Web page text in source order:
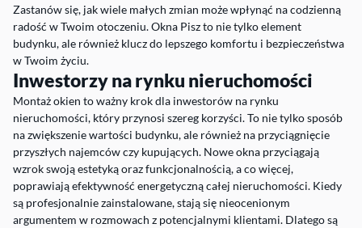
Zastanów się, jak wiele małych zmian może wpłynąć na codzienną
radość w Twoim otoczeniu. Okna Pisz to nie tylko element
budynku, ale również klucz do lepszego komfortu i bezpieczeństwa
w Twoim życiu.
Inwestorzy na rynku nieruchomości
Montaż okien to ważny krok dla inwestorów na rynku
nieruchomości, który przynosi szereg korzyści. To nie tylko sposób
na zwiększenie wartości budynku, ale również na przyciągnięcie
przyszłych najemców czy kupujących. Nowe okna przyciągają
wzrok swoją estetyką oraz funkcjonalnością, a co więcej,
poprawiają efektywność energetyczną całej nieruchomości. Kiedy
są profesjonalnie zainstalowane, stają się nieocenionym
argumentem w rozmowach z potencjalnymi klientami. Dlatego są